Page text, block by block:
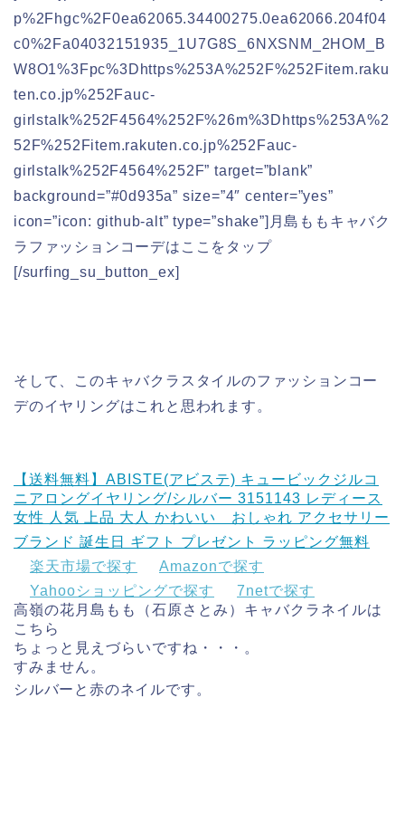
p%2Fhgc%2F0ea62065.34400275.0ea62066.204f04
c0%2Fa04032151935_1U7G8S_6NXSNM_2HOM_B
W8O1%3Fpc%3Dhttps%253A%252F%252Fitem.raku
ten.co.jp%252Fauc-
girlstalk%252F4564%252F%26m%3Dhttps%253A%2
52F%252Fitem.rakuten.co.jp%252Fauc-
girlstalk%252F4564%252F” target=”blank”
background=”#0d935a” size=”4″ center=”yes”
icon=”icon: github-alt” type=”shake”]月島ももキャバク
ラファッションコーデはここをタップ
[/surfing_su_button_ex]
そして、このキャバクラスタイルのファッションコー
デのイヤリングはこれと思われます。
【送料無料】ABISTE(アビステ) キュービックジルコ
ニアロングイヤリング/シルバー 3151143 レディース
女性 人気 上品 大人 かわいい おしゃれ アクセサリー
ブランド 誕生日 ギフト プレゼント ラッピング無料
楽天市場で探す
Amazonで探す
Yahooショッピングで探す
7netで探す
高嶺の花月島もも（石原さとみ）キャバクラネイルは
こちら
ちょっと見えづらいですね・・・。
すみません。
シルバーと赤のネイルです。